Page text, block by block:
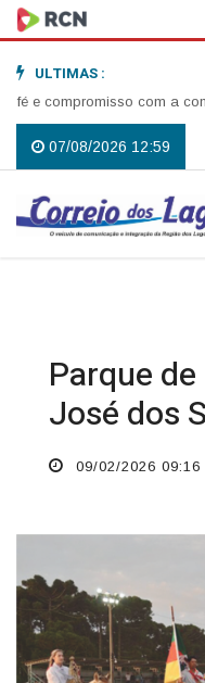
ULTIMAS :
compromisso com a
07/08/2026 12:59
Parque
José dos
09/02/2026 09:16